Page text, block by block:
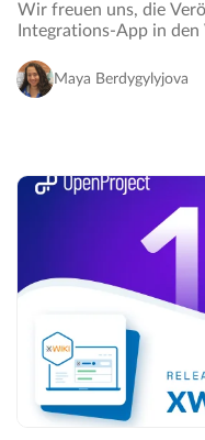
Wir freuen uns, die
Integrations-App in
Maya Berdygylyjova